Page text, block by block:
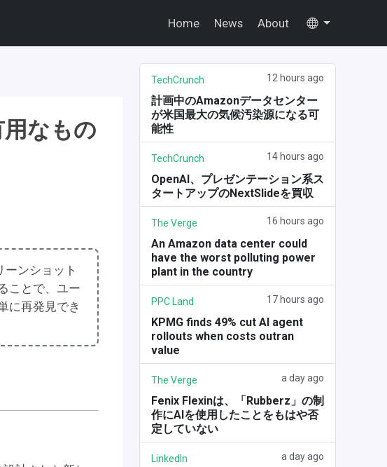
Home News About
なもの
ンショット
ことで、ユー
に再発見でき
TechCrunch 12 hours ago
計画中のAmazonデータセンター
が米国最大の気候汚染源になる可
能性
TechCrunch 14 hours ago
OpenAI、プレゼンテーション系ス
タートアップのNextSlideを買収
The Verge 16 hours ago
An Amazon data center could
have the worst polluting power
plant in the country
PPC Land 17 hours ago
KPMG finds 49% cut AI agent
rollouts when costs outran
value
The Verge a day ago
Fenix Flexinは、「Rubberz」の制
作にAIを使用したことをもはや否
定していない
LinkedIn a day ago